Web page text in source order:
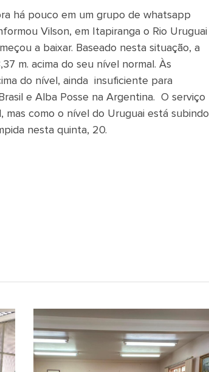
há pouco em um grupo de whatsapp
Vilson, em Itapiranga o Rio Uruguai
a baixar. Baseado nesta situação, a
m. acima do seu nível normal. Às
do nível, ainda insuficiente para
e Alba Posse na Argentina. O serviço
mas como o nível do Uruguai está subindo
nesta quinta, 20.